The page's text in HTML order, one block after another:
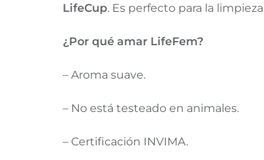
LifeCup. Es perfecto para la
¿Por qué amar LifeFem?
– Aroma suave.
– No está testeado en animales.
– Certificación INVIMA.